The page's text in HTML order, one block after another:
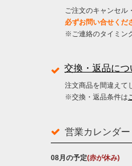
ご注文のキャンセル
必ずお問い合せくだ
※ご連絡のタイミン
交換・返品につ
注文商品を間違えて
※交換・返品条件は
営業カレンダー
08月の予定(赤が休み)